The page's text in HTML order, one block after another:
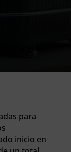
para
inicio en